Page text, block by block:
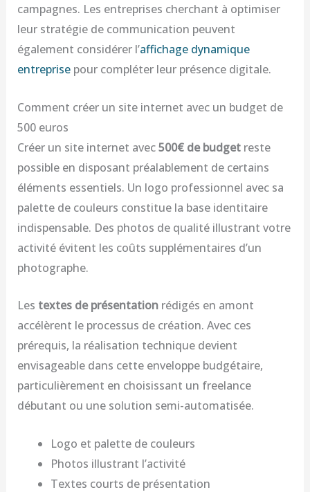
campagnes. Les entreprises cherchant à optimiser
leur stratégie de communication peuvent
également considérer l’affichage dynamique
entreprisepour compléter leur présence digitale.
Comment créer un site internet avec un budget de
500 euros
Créer un site internet avec500€ de budgetreste
possible en disposant préalablement de certains
éléments essentiels. Un logo professionnel avec sa
palette de couleurs constitue la base identitaire
indispensable. Des photos de qualité illustrant votre
activité évitent les coûts supplémentaires d’un
photographe.
Les textes de présentationrédigés en amont
accélèrent le processus de création. Avec ces
prérequis, la réalisation technique devient
envisageable dans cette enveloppe budgétaire,
particulièrement en choisissant un freelance
débutant ou une solution semi-automatisée.
Logo et palette de couleurs
Photos illustrant l’activité
Textes courts de présentation